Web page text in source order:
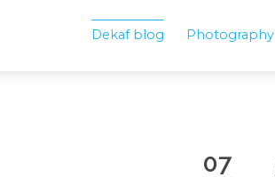
Dekaf blog Photography
07